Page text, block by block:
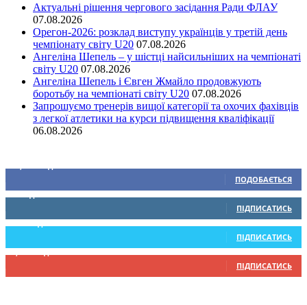
Актуальні рішення чергового засідання Ради ФЛАУ
07.08.2026
Орегон-2026: розклад виступу українців у третій день
чемпіонату світу U20 07.08.2026
Ангеліна Шепель – у шістці найсильніших на чемпіонаті
світу U20 07.08.2026
Ангеліна Шепель і Євген Жмайло продовжують
боротьбу на чемпіонаті світу U20 07.08.2026
Запрошуємо тренерів вищої категорії та охочих фахівців
з легкої атлетики на курси підвищення кваліфікації
06.08.2026
ПОДОБАЄТЬСЯ
0 Підписників
ПІДПИСАТИСЬ
234 Підписників
ПІДПИСАТИСЬ
9,370 Підписників
ПІДПИСАТИСЬ